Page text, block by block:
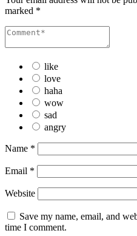
marked *
like
love
haha
wow
sad
angry
Name *
Email *
Website
Save my name, email, and
time I comment.